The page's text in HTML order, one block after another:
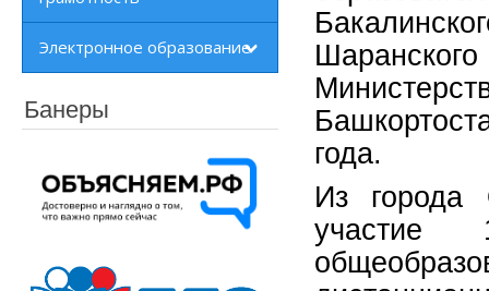
Электронное образование
Банеры
года.
Из города
участие